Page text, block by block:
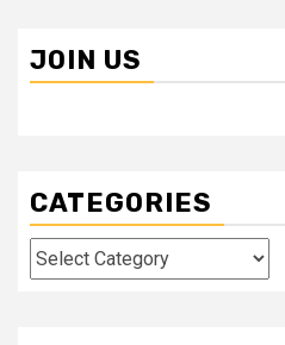
JOIN US
CATEGORIES
Categories